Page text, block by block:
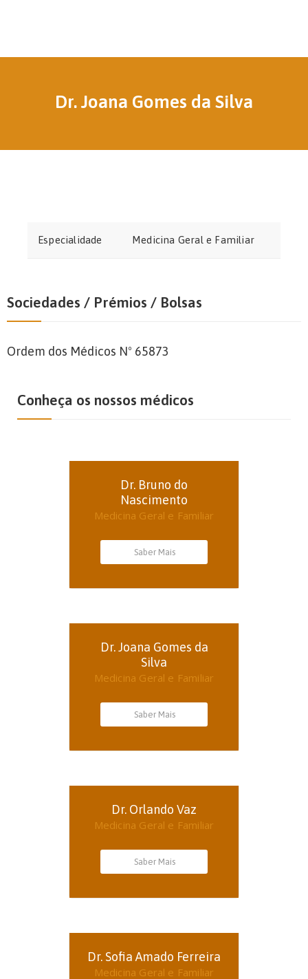
Dr. Joana Gomes da Silva
Especialidade Medicina Geral e Familiar
Sociedades / Prémios / Bolsas
Ordem dos Médicos Nº 65873
Conheça os nossos médicos
Dr. Bruno do
Nascimento
Medicina Geral e Familiar
Saber Mais
Dr. Joana Gomes da
Silva
Medicina Geral e Familiar
Saber Mais
Dr. Orlando Vaz
Medicina Geral e Familiar
Saber Mais
Dr. Sofia Amado Ferreira
Medicina Geral e Familiar